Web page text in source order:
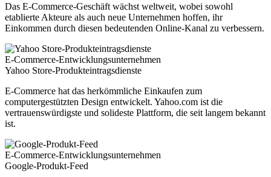
Das E-Commerce-Geschäft wächst weltweit, wobei sowohl
etablierte Akteure als auch neue Unternehmen hoffen, ihr
Einkommen durch diesen bedeutenden Online-Kanal zu verbessern.
E-Commerce-Entwicklungsunternehmen
Yahoo Store-Produkteintragsdienste
E-Commerce hat das herkömmliche Einkaufen zum
computergestützten Design entwickelt. Yahoo.com ist die
vertrauenswürdigste und solideste Plattform, die seit langem bekannt
ist.
E-Commerce-Entwicklungsunternehmen
Google-Produkt-Feed